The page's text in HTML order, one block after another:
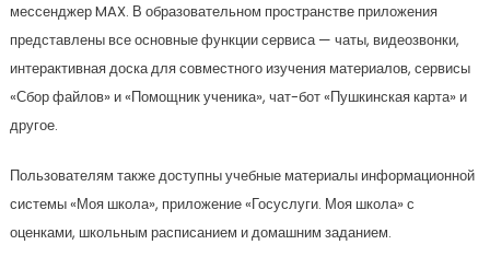
мессенджер MAX. В образовательном пространстве приложения
представлены все основные функции сервиса — чаты, видеозвонки,
интерактивная доска для совместного изучения материалов, сервисы
«Сбор файлов» и «Помощник ученика», чат-бот «Пушкинская карта» и
другое.
Пользователям также доступны учебные материалы информационной
системы «Моя школа», приложение «Госуслуги. Моя школа» с
оценками, школьным расписанием и домашним заданием.